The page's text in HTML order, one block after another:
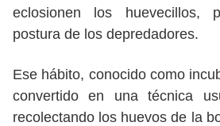
eclosionen los huevecillos,
postura de los depredadores.
Ese hábito, conocido como
convertido en una técnica
recolectando los huevos de la